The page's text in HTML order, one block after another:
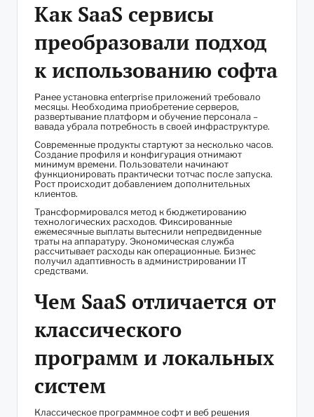
Как SaaS сервисы
преобразовали подход
к использованию софта
Ранее установка enterprise приложений требовало
месяцы. Необходима приобретение серверов,
развертывание платформ и обучение персонала –
вавада убрала потребность в своей инфраструктуре.
Современные продукты стартуют за несколько часов.
Создание профиля и конфигурация отнимают
минимум времени. Пользователи начинают
функционировать практически тотчас после запуска.
Рост происходит добавлением дополнительных
клиентов.
Трансформировался метод к бюджетированию
технологических расходов. Фиксированные
ежемесячные выплаты вытеснили непредвиденные
траты на аппаратуру. Экономическая служба
рассчитывает расходы как операционные. Бизнес
получил адаптивность в администрировании IT
средствами.
Чем SaaS отличается от
классического
программ и локальных
систем
Классическое программное софт и веб решения